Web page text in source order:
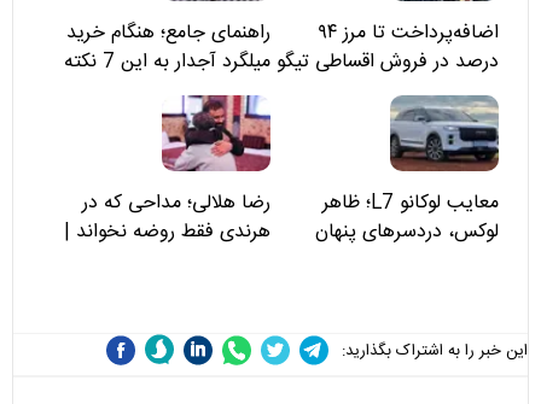
اضافه‌پرداخت تا مرز ۹۴
درصد در فروش اقساطی تیگو
۸؛ مسئولان «مبین خودرو» را
نمی‌بینند؟
راهنمای جامع؛ هنگام خرید
میلگرد آجدار به این 7 نکته
توجه کنید
معایب لوکانو L7؛ ظاهر
لوکس، دردسرهای پنهان
رضا هلالی؛ مداحی که در
هرندی فقط روضه نخواند |
این خبر را به اشتراک بگذارید: